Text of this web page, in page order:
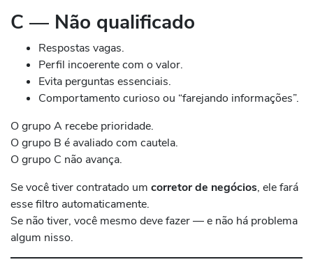
C — Não qualificado
Respostas vagas.
Perfil incoerente com o valor.
Evita perguntas essenciais.
Comportamento curioso ou “farejando informações”.
O grupo A recebe prioridade.
O grupo B é avaliado com cautela.
O grupo C não avança.
Se você tiver contratado um corretor de negócios, ele fará
esse filtro automaticamente.
Se não tiver, você mesmo deve fazer — e não há problema
algum nisso.